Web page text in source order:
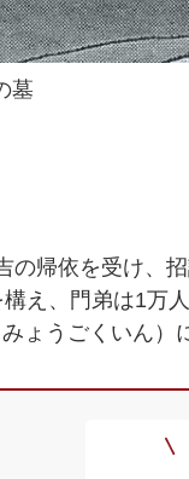
墓
帰依を受け、
え、門弟は1万
ょうごくいん）